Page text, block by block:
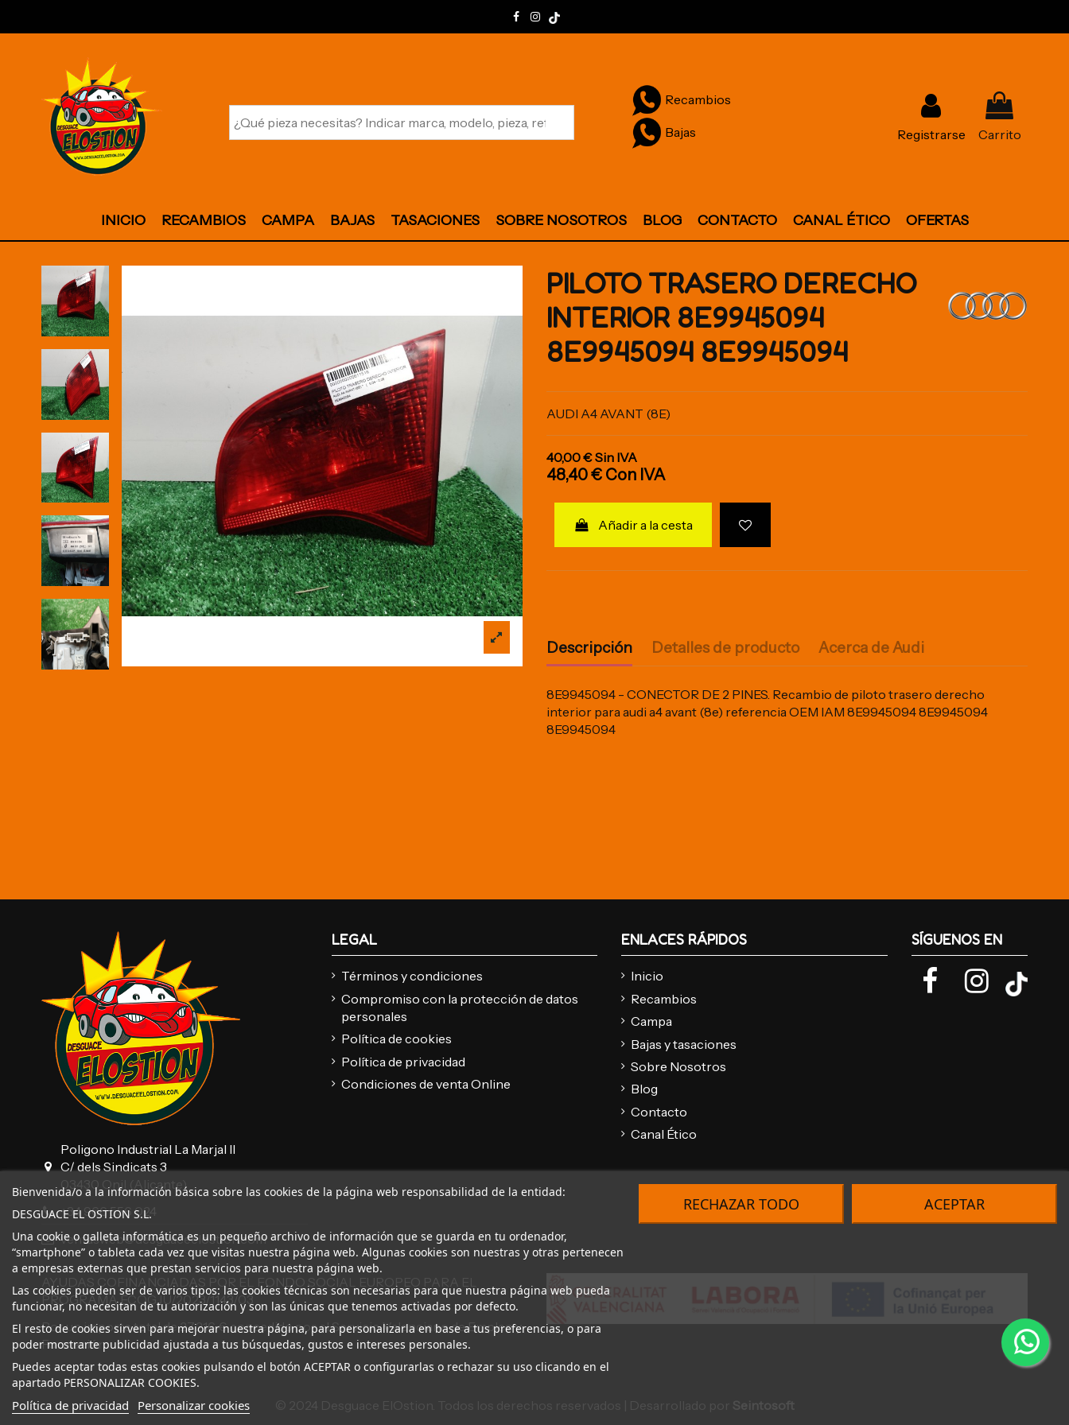
Recambios
Bajas Registrarse Carrito
INICIO RECAMBIOS CAMPA BAJAS TASACIONES SOBRE NOSOTROS BLOG CONTACTO CANAL ÉTICO OFERTAS
PILOTO TRASERO DERECHO
INTERIOR 8E9945094
8E9945094 8E9945094
AUDI A4 AVANT (8E)
40,00 €Sin IVA
48,40 € Con IVA
Añadir a la cesta
Descripción Detalles de producto Acerca de Audi
8E9945094 - CONECTOR DE 2 PINES. Recambio de piloto trasero derecho
interior para audi a4 avant (8e) referencia OEM IAM 8E9945094 8E9945094
8E9945094
Poligono Industrial La Marjal II
C/ dels Sindicats 3
03430 Onil (Alicante)
+34 966 556 024
ventasweb@desguaceelostion.com
LEGAL
Términos y condiciones
Compromiso con la protección de datos
personales
Política de cookies
Política de privacidad
Condiciones de venta Online
ENLACES RÁPIDOS
Inicio
Recambios
Campa
Bajas y tasaciones
Sobre Nosotros
Blog
Contacto
Canal Ético
Bienvenida/o a la información básica sobre las cookies de la página web responsabilidad de la entidad:
DESGUACE EL OSTION S.L.
Una cookie o galleta informática es un pequeño archivo de información que se guarda en tu ordenador,
“smartphone” o tableta cada vez que visitas nuestra página web. Algunas cookies son nuestras y otras pertenecen
a empresas externas que prestan servicios para nuestra página web.
Las cookies pueden ser de varios tipos: las cookies técnicas son necesarias para que nuestra página web pueda
funcionar, no necesitan de tu autorización y son las únicas que tenemos activadas por defecto.
El resto de cookies sirven para mejorar nuestra página, para personalizarla en base a tus preferencias, o para
poder mostrarte publicidad ajustada a tus búsquedas, gustos e intereses personales.
Puedes aceptar todas estas cookies pulsando el botón ACEPTAR o configurarlas o rechazar su uso clicando en el
apartado PERSONALIZAR COOKIES.
Política de privacidad Personalizar cookies
RECHAZAR TODO ACEPTAR
SÍGUENOS EN
AYUDAS COFINANCIADAS POR EL FONDO SOCIAL EUROPEO PARA EL
PROGRAMA ECOGJU/2023/1143/03
Por un importe total de 27.216 € concedido por el Servicio Valenciano de Empleo y
Formación.